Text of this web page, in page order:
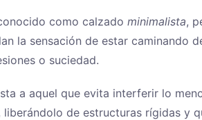
como calzado minimalista,
la sensación de estar caminando
o suciedad.
a aquel que evita interferir lo
de estructuras rígidas y